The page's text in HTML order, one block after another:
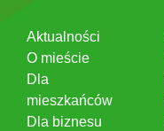
Aktualności
O mieście
Dla
mieszkańców
Dla biznesu